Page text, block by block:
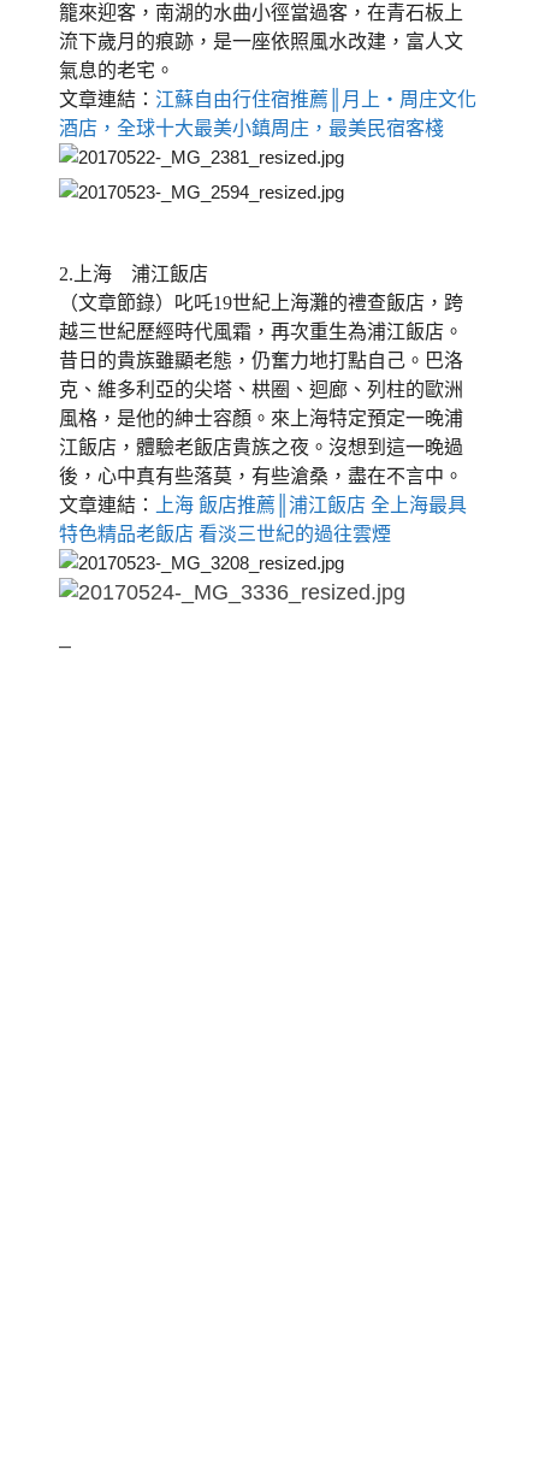
籠來迎客，南湖的水曲小徑當過客，在青石板上
流下歲月的痕跡，是一座依照風水改建，富人文
氣息的老宅。
文章連結： 江蘇自由行住宿推薦║月上‧周庄文化
酒店，全球十大最美小鎮周庄，最美民宿客棧
2.上海 浦江飯店
（文章節錄）叱吒19世紀上海灘的禮查飯店，跨
越三世紀歷經時代風霜，再次重生為浦江飯店。
昔日的貴族雖顯老態，仍奮力地打點自己。巴洛
克、維多利亞的尖塔、栱圈、迴廊、列柱的歐洲
風格，是他的紳士容顏。 來上海特定預定一晚浦
江飯店，體驗老飯店貴族之夜。沒想到這一晚過
後，心中真有些落莫，有些滄桑，盡在不言中。
文章連結：
上海 飯店推薦║浦江飯店 全上海最具
特色精品老飯店 看淡三世紀的過往雲煙
–